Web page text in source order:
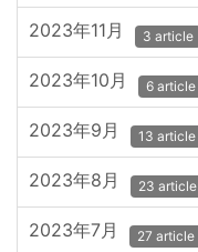
2023年11月 3 article
2023年10月 6 article
2023年9月 13 article
2023年8月 23 article
2023年7月 27 article